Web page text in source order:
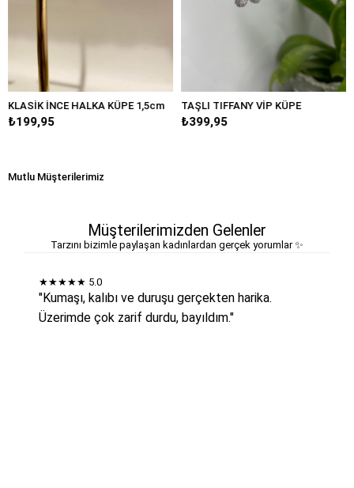
HALKA KÜPE 1,5cm TAŞLI TIFFANY VİP KÜPE
₺399,95
Mutlu Müşterilerimiz
Müşterilerimizden Gelenler
Tarzını bizimle paylaşan kadınlardan gerçek yorumlar ✨
★★★★★ 5.0
"Kumaşı, kalıbı ve duruşu gerçekten harika.
Üzerimde çok zarif durdu, bayıldım."